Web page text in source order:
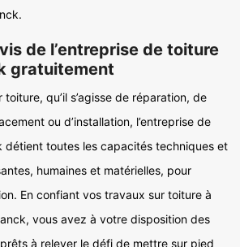
de l’entreprise de toiture
gratuitement
qu’il s’agisse de réparation, de
ou d’installation, l’entreprise de
détient toutes les capacités techniques et
humaines et matérielles, pour
En confiant vos travaux sur toiture à
vous avez à votre disposition des
à relever le défi de mettre sur pied